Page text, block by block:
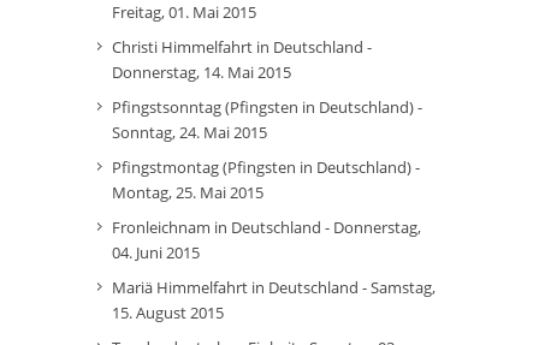
Freitag, 01. Mai 2015
Christi Himmelfahrt in Deutschland -
Donnerstag, 14. Mai 2015
Pfingstsonntag (Pfingsten in Deutschland) -
Sonntag, 24. Mai 2015
Pfingstmontag (Pfingsten in Deutschland) -
Montag, 25. Mai 2015
Fronleichnam in Deutschland - Donnerstag,
04. Juni 2015
Mariä Himmelfahrt in Deutschland - Samstag,
15. August 2015